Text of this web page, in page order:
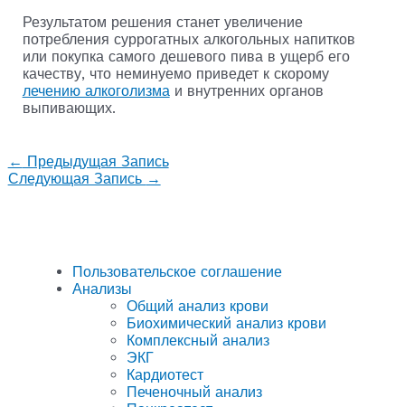
Результатом решения станет увеличение
потребления суррогатных алкогольных напитков
или покупка самого дешевого пива в ущерб его
качеству, что неминуемо приведет к скорому
лечению алкоголизма и внутренних органов
выпивающих.
← Предыдущая Запись
Следующая Запись →
Пользовательское соглашение
Анализы
Общий анализ крови
Биохимический анализ крови
Комплексный анализ
ЭКГ
Кардиотест
Печеночный анализ